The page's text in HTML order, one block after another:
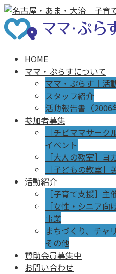
HOME
ママ・ぷらすについて
ママ・ぷらす｜活
スタッフ紹介
活動報告書（2006
参加者募集
［チビママサー
イベント
［大人の教室］ヨ
［子どもの教室
活動紹介
［子育て支援］
［女性・シニア
事業
まちづくり、チャ
その他
賛助会員募集中
お問い合わせ